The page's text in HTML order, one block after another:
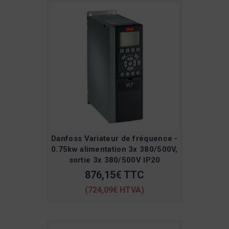
Danfoss Variateur de fréquence -
0.75kw alimentation 3x 380/500V,
sortie 3x 380/500V IP20
876,15€ TTC
(724,09€ HTVA)